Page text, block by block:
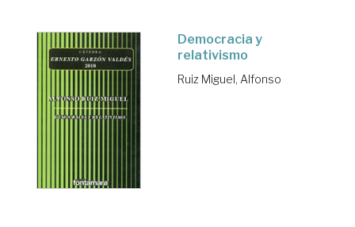
Democracia y
relativismo
Ruiz Miguel, Alfonso